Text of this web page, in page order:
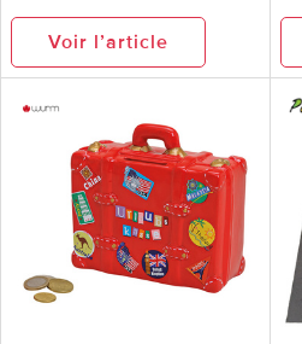
Voir l’article